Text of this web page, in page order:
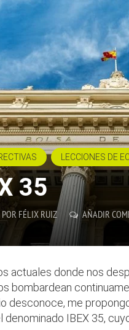
LECCIONES DE
35
POR FÉLIX RUIZ AÑADIR
actuales donde nos
bombardean
desconoce, me
denominado IBEX 35,